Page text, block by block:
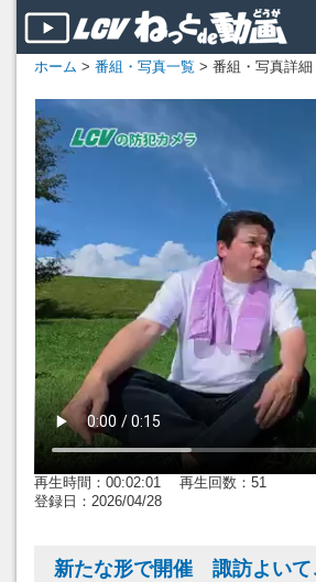
ホーム > 番組・写真一覧 > 番組・写真詳細
再生時間：00:02:01 再生回数：51
登録日：2026/04/28
新たな形で開催 諏訪よい